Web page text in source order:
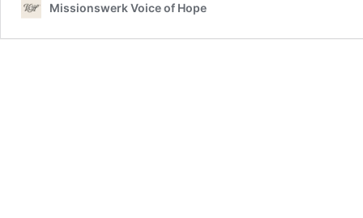
Missionswerk Voice of Hope